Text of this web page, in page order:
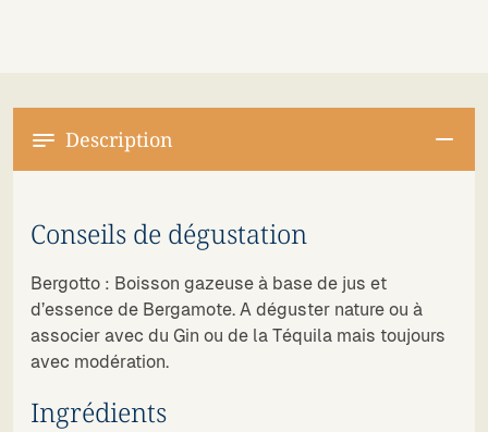
Description
Conseils de dégustation
Bergotto : Boisson gazeuse à base de jus et
d’essence de Bergamote. A déguster nature ou à
associer avec du Gin ou de la Téquila mais toujours
avec modération.
Ingrédients